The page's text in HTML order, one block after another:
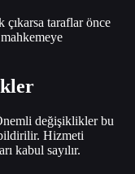
taraflar önce
değişiklikler bu
Hizmeti
kabul sayılır.